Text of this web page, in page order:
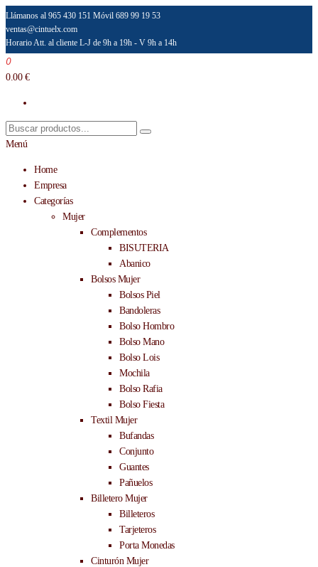
Saltar
al
contenido
Llámanos al 965 430 151 Móvil 689 99 19 53
ventas@cintuelx.com
Horario Att. al cliente L-J de 9h a 19h - V 9h a 14h
Emilio Faraoni
Venta al por mayor de accesorios de moda
0
0.00 €
Menú
Home
Empresa
Categorías
Mujer
Complementos
BISUTERIA
Abanico
Bolsos Mujer
Bolsos Piel
Bandoleras
Bolso Hombro
Bolso Mano
Bolso Lois
Mochila
Bolso Rafia
Bolso Fiesta
Textil Mujer
Bufandas
Conjunto
Guantes
Pañuelos
Billetero Mujer
Billeteros
Tarjeteros
Porta Monedas
Cinturón Mujer